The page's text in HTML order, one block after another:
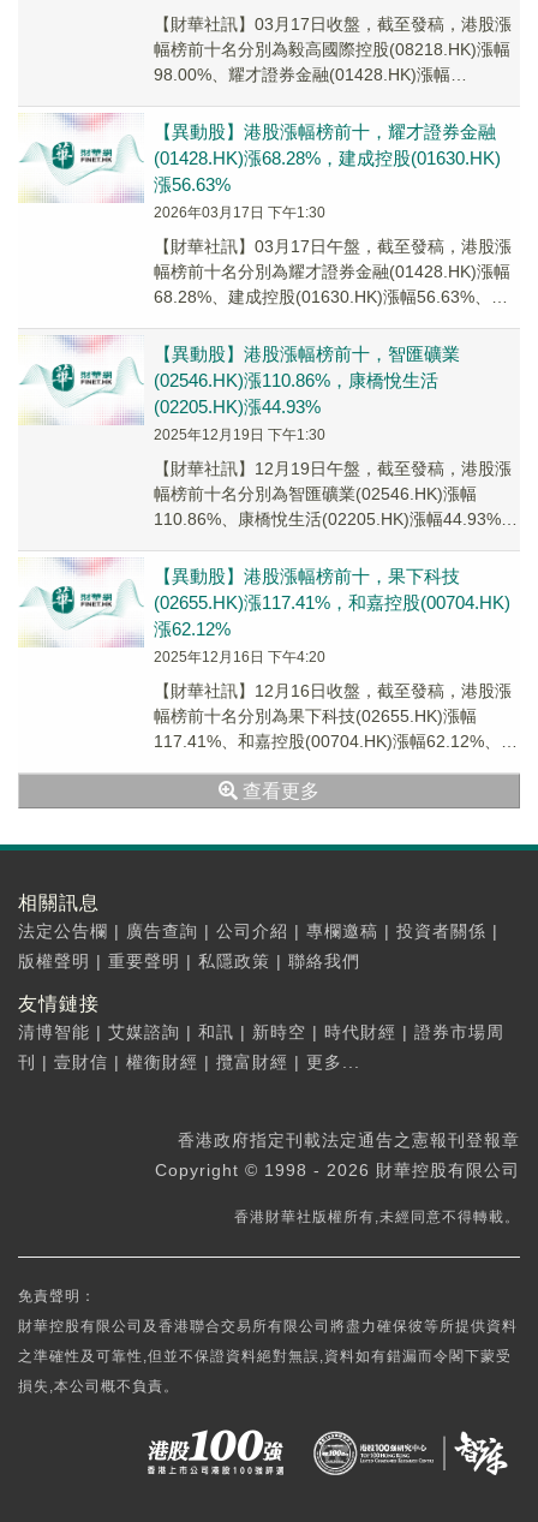
【財華社訊】03月17日收盤，截至發稿，港股漲
幅榜前十名分別為毅高國際控股(08218.HK)漲幅
98.00%、耀才證券金融(01428.HK)漲幅
【異動股】港股漲幅榜前十，耀才證券金融
(01428.HK)漲68.28%，建成控股(01630.HK)
漲56.63%
2026年03月17日 下午1:30
【財華社訊】03月17日午盤，截至發稿，港股漲
幅榜前十名分別為耀才證券金融(01428.HK)漲幅
68.28%、建成控股(01630.HK)漲幅56.63%、佳
【異動股】港股漲幅榜前十，智匯礦業
(02546.HK)漲110.86%，康橋悅生活
(02205.HK)漲44.93%
2025年12月19日 下午1:30
【財華社訊】12月19日午盤，截至發稿，港股漲
幅榜前十名分別為智匯礦業(02546.HK)漲幅
110.86%、康橋悅生活(02205.HK)漲幅44.93%、
【異動股】港股漲幅榜前十，果下科技
(02655.HK)漲117.41%，和嘉控股(00704.HK)
漲62.12%
2025年12月16日 下午4:20
【財華社訊】12月16日收盤，截至發稿，港股漲
幅榜前十名分別為果下科技(02655.HK)漲幅
117.41%、和嘉控股(00704.HK)漲幅62.12%、日
查看更多
相關訊息
法定公告欄 | 廣告查詢 | 公司介紹 | 專欄邀稿 | 投資者關係 |
版權聲明 | 重要聲明 | 私隱政策 | 聯絡我們
友情鏈接
清博智能 | 艾媒諮詢 | 和訊 | 新時空 | 時代財經 | 證券市場周
刊
| 壹財信 | 權衡財經 | 攬富財經 | 更多...
香港政府指定刊載法定通告之憲報刊登報章
Copyright © 1998 - 2026 財華控股有限公司
香港財華社版權所有,未經同意不得轉載。
免責聲明：
財華控股有限公司及香港聯合交易所有限公司將盡力確保彼等所提供資料
之準確性及可靠性,但並不保證資料絕對無誤,資料如有錯漏而令閣下蒙受
損失,本公司概不負責。